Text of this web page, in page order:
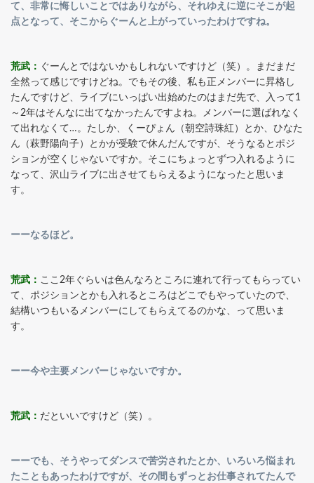
て、非常に悔しいことではありながら、それゆえに逆にそこが起
点となって、そこからぐーんと上がっていったわけですね。
荒武： ぐーんとではないかもしれないですけど（笑）。まだまだ
全然って感じですけどね。でもその後、私も正メンバーに昇格し
たんですけど、ライブにいっぱい出始めたのはまだ先で、入って1
～2年はそんなに出てなかったんですよね。メンバーに選ばれなく
て出れなくて…。たしか、くーぴょん（朝空詩珠紅）とか、ひなた
ん（萩野陽向子）とかが受験で休んだんですが、そうなるとポジ
ションが空くじゃないですか。そこにちょっとずつ入れるように
なって、沢山ライブに出させてもらえるようになったと思いま
す。
ーーなるほど。
荒武： ここ2年ぐらいは色んなろところに連れて行ってもらってい
て、ポジションとかも入れるところはどこでもやっていたので、
結構いつもいるメンバーにしてもらえてるのかな、って思いま
す。
ーー今や主要メンバーじゃないですか。
荒武： だといいですけど（笑）。
ーーでも、そうやってダンスで苦労されたとか、いろいろ悩まれ
たこともあったわけですが、その間もずっとお仕事されてたんで